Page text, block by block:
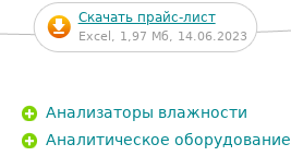
Скачать прайс-лист
Excel, 1,97 Мб, 14.06.2023
Анализаторы влажности
Аналитическое оборудование